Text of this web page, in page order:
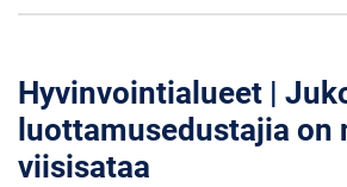
Hyvinvointialueet |
luottamusedustajia on
viisisataa